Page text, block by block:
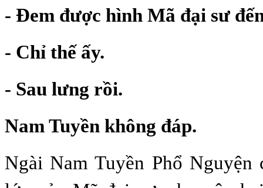
- Đem được hình Mã đại sư
- Chỉ thế ấy.
- Sau lưng rồi.
Nam Tuyền không đáp.
Ngài Nam Tuyền Phổ Nguyện